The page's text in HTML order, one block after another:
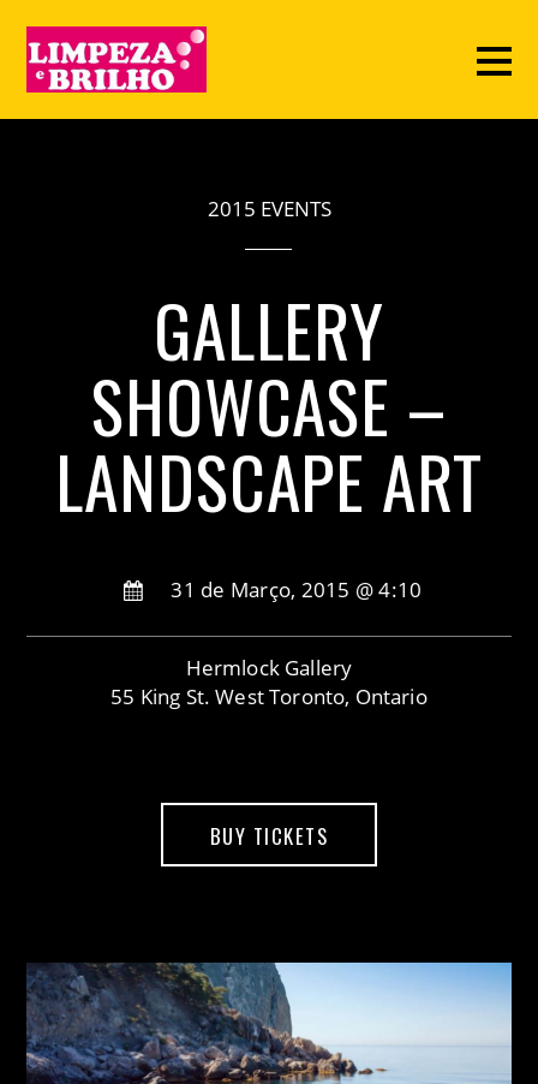
2015 EVENTS
GALLERY
SHOWCASE –
LANDSCAPE ART
31 de Março, 2015 @ 4:10
Hermlock Gallery
55 King St. West Toronto, Ontario
BUY TICKETS